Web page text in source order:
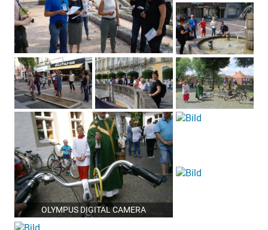
OLYMPUS DIGITAL CAMERA